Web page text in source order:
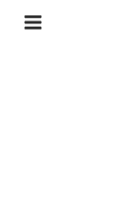
SKIRT